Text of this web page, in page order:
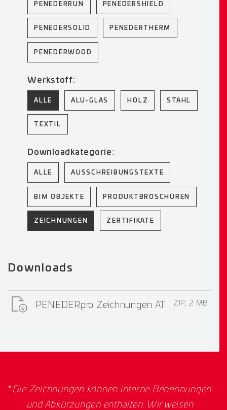
PENEDERRUN PENEDERSHIELD
PENEDERSOLID PENEDERTHERM
PENEDERWOOD
Werkstoff:
ALLE ALU-GLAS HOLZ STAHL
TEXTIL
Downloadkategorie:
ALLE AUSSCHREIBUNGSTEXTE
BIM OBJEKTE PRODUKTBROSCHÜREN
ZEICHNUNGEN ZERTIFIKATE
Downloads
PENEDERpro Zeichnungen AT ZIP, 2 MB
*Die Zeichnungen können interne Benennungen
und Abkürzungen enthalten. Wir weisen